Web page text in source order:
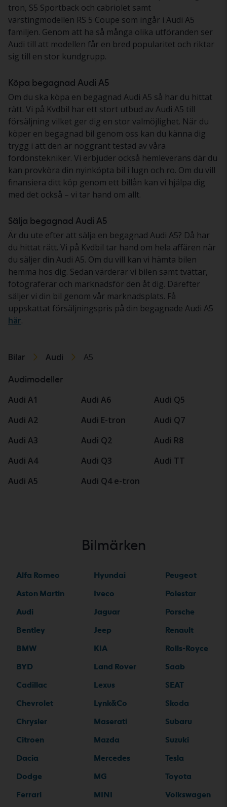
tron, S5 Sportback och cabriolet samt
värstingmodellen RS 5 Coupe som ingår i Audi A5
familjen. Genom att ha så många olika utföranden ser
Audi till att modellen får en bred popularitet och riktar
sig till en stor kundgrupp.
Köpa begagnad Audi A5
Om du ska köpa en begagnad Audi A5 så har du hittat
rätt. Vi på Kvdbil har ett stort utbud av Audi A5 till
försäljning vilket ger dig en stor valmöjlighet. När du
köper en begagnad bil genom oss kan du känna dig
trygg i att den är noggrant testad av våra
fordonstekniker. Vi erbjuder också hemleverans där du
kan provköra din nyinköpta bil i lugn och ro. Om du vill
finansiera ditt köp genom ett billån kan vi hjälpa dig
med det också – vi tar hand om allt.
Sälja begagnad Audi A5
Är du ute efter att sälja en begagnad Audi A5? Då har
du hittat rätt. Vi på Kvdbil tar hand om hela affären när
du säljer din Audi A5. Om du vill kan vi hämta bilen
hemma hos dig. Sedan värderar vi bilen samt tvättar,
fotograferar och marknadsför den åt dig. Därefter
säljer vi din bil genom vår marknadsplats. Få
uppskattat försäljningspris på din begagnade Audi A5
här.
Bilar Audi A5
Audimodeller
Audi A1
Audi A2
Audi A3
Audi A4
Audi A5
Audi A6
Audi E-tron
Audi Q2
Audi Q3
Audi Q4 e-tron
Audi Q5
Audi Q7
Audi R8
Audi TT
Bilmärken
Alfa Romeo
Aston Martin
Audi
Bentley
BMW
BYD
Cadillac
Chevrolet
Chrysler
Citroen
Dacia
Dodge
Ferrari
Hyundai
Iveco
Jaguar
Jeep
KIA
Land Rover
Lexus
Lynk&Co
Maserati
Mazda
Mercedes
MG
MINI
Peugeot
Polestar
Porsche
Renault
Rolls-Royce
Saab
SEAT
Skoda
Subaru
Suzuki
Tesla
Toyota
Volkswagen